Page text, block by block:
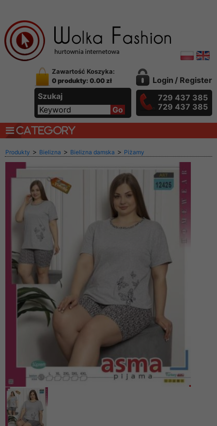
Zawartość Koszyka:
0 produkty: 0.00 zł
Szukaj
Login / Register
729 437 385
729 437 385
CATEGORY
Produkty > Bielizna > Bielizna damska > Piżamy